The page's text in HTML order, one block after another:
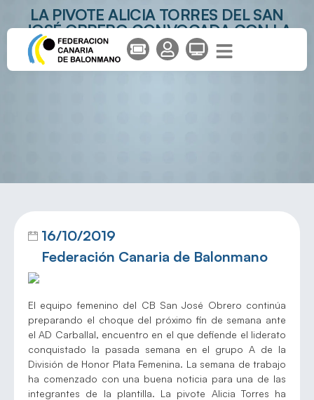
LA PIVOTE ALICIA TORRES DEL SAN
JOSÉ OBRERO CONVOCADA CON LA
SELECCIÓN CHILENA
16/10/2019
Federación Canaria de Balonmano
El equipo femenino del CB San José Obrero continúa
preparando el choque del próximo fin de semana ante
el AD Carballal, encuentro en el que defiende el liderato
conquistado la pasada semana en el grupo A de la
División de Honor Plata Femenina. La semana de trabajo
ha comenzado con una buena noticia para una de las
integrantes de la plantilla. La pivote Alicia Torres ha